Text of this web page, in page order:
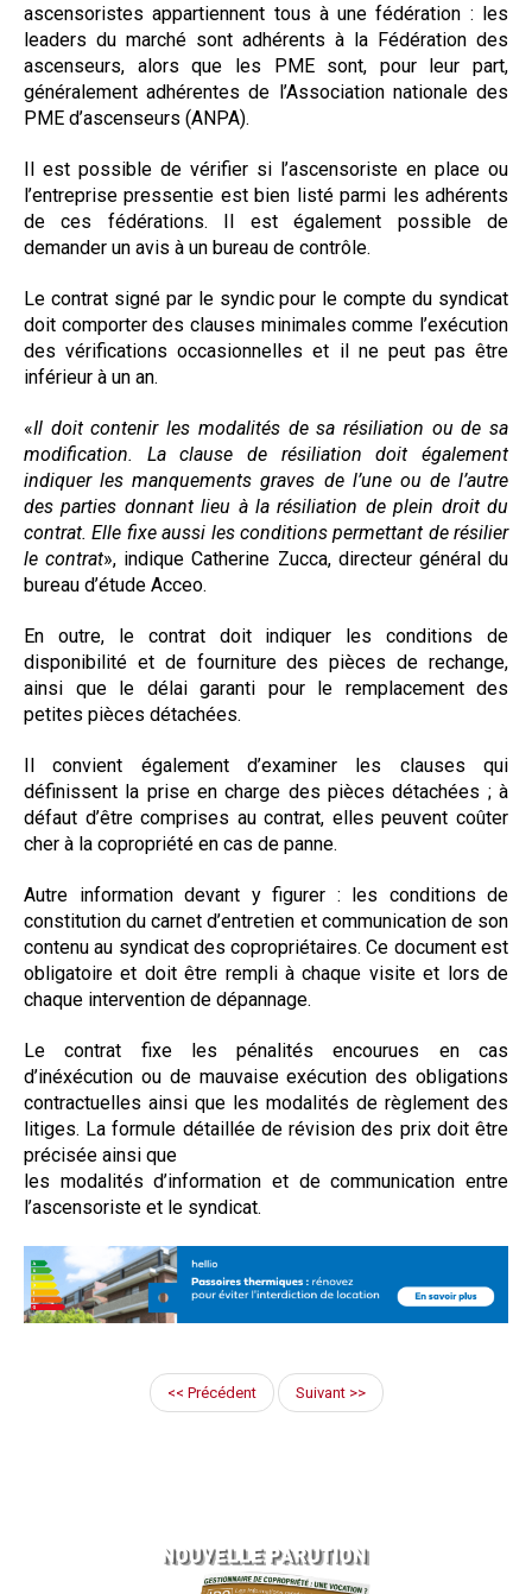
ascensoristes appartiennent tous à une fédération : les
leaders du marché sont adhérents à la Fédération des
ascenseurs, alors que les PME sont, pour leur part,
généralement adhérentes de l’Association nationale des
PME d’ascenseurs (ANPA).
Il est possible de vérifier si l’ascensoriste en place ou
l’entreprise pressentie est bien listé parmi les adhérents
de ces fédérations. Il est également possible de
demander un avis à un bureau de contrôle.
Le contrat signé par le syndic pour le compte du syndicat
doit comporter des clauses minimales comme l’exécution
des vérifications occasionnelles et il ne peut pas être
inférieur à un an.
«Il doit contenir les modalités de sa résiliation ou de sa
modification. La clause de résiliation doit également
indiquer les manquements graves de l’une ou de l’autre
des parties donnant lieu à la résiliation de plein droit du
contrat. Elle fixe aussi les conditions permettant de résilier
le contrat», indique Catherine Zucca, directeur général du
bureau d’étude Acceo.
En outre, le contrat doit indiquer les conditions de
disponibilité et de fourniture des pièces de rechange,
ainsi que le délai garanti pour le remplacement des
petites pièces détachées.
Il convient également d’examiner les clauses qui
définissent la prise en charge des pièces détachées ; à
défaut d’être comprises au contrat, elles peuvent coûter
cher à la copropriété en cas de panne.
Autre information devant y figurer : les conditions de
constitution du carnet d’entretien et communication de son
contenu au syndicat des copropriétaires. Ce document est
obligatoire et doit être rempli à chaque visite et lors de
chaque intervention de dépannage.
Le contrat fixe les pénalités encourues en cas
d’inéxécution ou de mauvaise exécution des obligations
contractuelles ainsi que les modalités de règlement des
litiges. La formule détaillée de révision des prix doit être
précisée ainsi que
les modalités d’information et de communication entre
l’ascensoriste et le syndicat.
<< Précédent Suivant >>